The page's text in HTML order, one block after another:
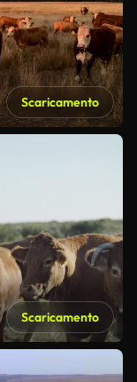
Scaricamento
Scaricamento